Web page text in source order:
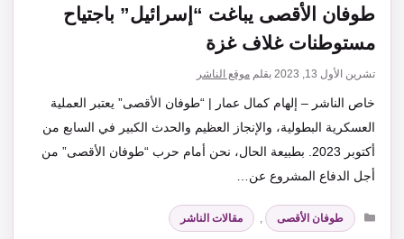
طوفان الأقصى يباغت “إسرائيل” باجتياح
مستوطنات غلاف غزة
تشرين الأول 13, 2023 بقلم موقع الناشر
خاص الناشر – إلهام كمال عمار | “طوفان الأقصى” يعتبر العملية
العسكرية البطولية، والإنجاز العظيم والحدث الكبير في السابع من
أكتوبر 2023. بطبيعة الحال، نحن أمام حرب “طوفان الأقصى” من
أجل الدفاع المشروع عن…
التصنيفات
طوفان الأقصى
مقالات الناشر